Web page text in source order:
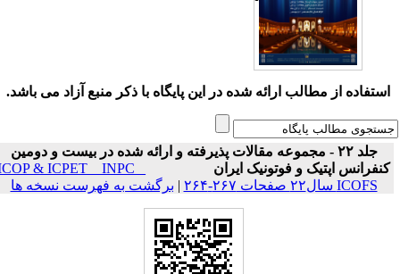
استفاده از مطالب ارائه شده در این پایگاه با ذکر منبع آزاد می باشد.
جلد ۲۲ - مجموعه مقالات پذیرفته و ارائه شده در بیست و دومین
کنفرانس اپتیک و فوتونیک ایران
ICOP & ICPET _ INPC _
ICOFS سال۲۲ صفحات ۲۶۷-۲۶۴
|برگشت به فهرست نسخه ها